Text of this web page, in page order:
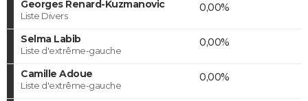
Georges Renard-Kuzmanovic
Liste Divers
0,00%
Selma Labib
Liste d'extrême-gauche
0,00%
Camille Adoue
Liste d'extrême-gauche
0,00%